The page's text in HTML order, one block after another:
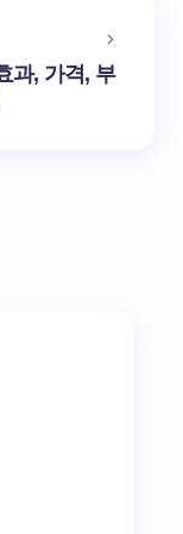
과, 가격, 부